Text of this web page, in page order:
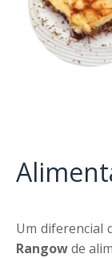
Um diferencial
Rangowde